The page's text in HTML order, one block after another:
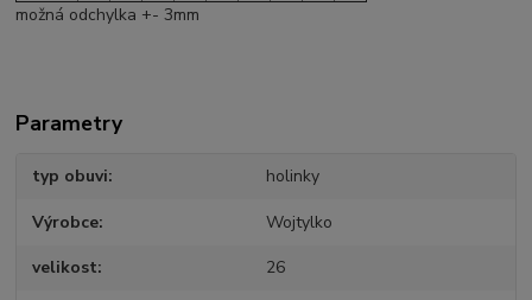
možná odchylka +- 3mm
Parametry
typ obuvi holinky
Výrobce Wojtylko
velikost 26